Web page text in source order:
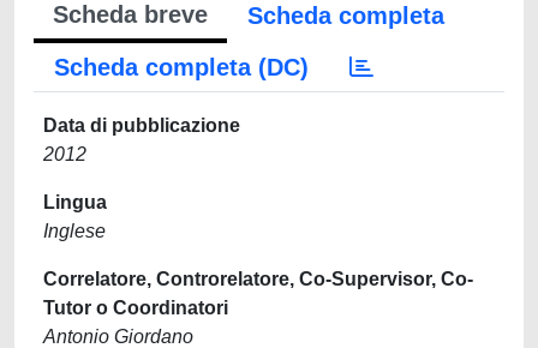
Scheda breve
Scheda completa
Scheda completa (DC)
Data di pubblicazione
2012
Lingua
Inglese
Correlatore, Controrelatore, Co-Supervisor, Co-
Tutor o Coordinatori
Antonio Giordano